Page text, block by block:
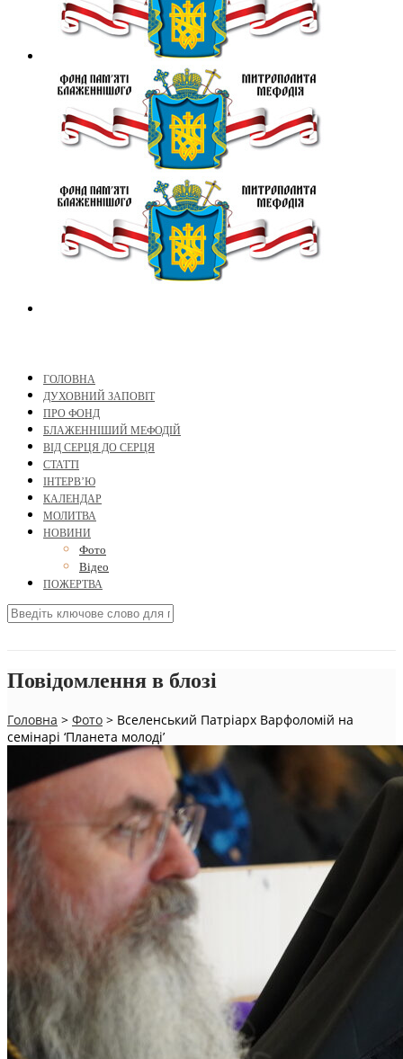
ГОЛОВНА
ДУХОВНИЙ ЗАПОВІТ
ПРО ФОНД
БЛАЖЕННІШИЙ МЕФОДІЙ
ВІД СЕРЦЯ ДО СЕРЦЯ
СТАТТІ
ІНТЕРВ’Ю
КАЛЕНДАР
МОЛИТВА
НОВИНИ
Фото
Відео
ПОЖЕРТВА
Повідомлення в блозі
Головна > Фото > Вселенський Патріарх Варфоломій на
семінарі ‘Планета молоді’